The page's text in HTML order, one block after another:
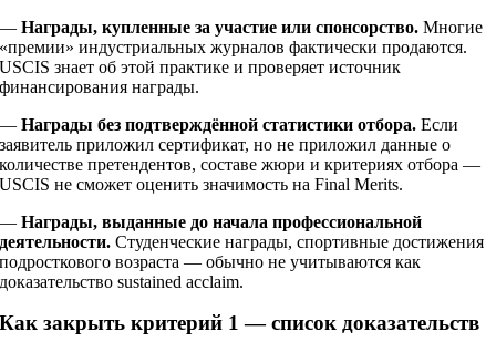
—Награды, купленные за участие или спонсорство. Многие
«премии» индустриальных журналов фактически продаются.
USCIS знает об этой практике и проверяет источник
финансирования награды.
—Награды без подтверждённой статистики отбора. Если
заявитель приложил сертификат, но не приложил данные о
количестве претендентов, составе жюри и критериях отбора —
USCIS не сможет оценить значимость на Final Merits.
—Награды, выданные до начала профессиональной
деятельности. Студенческие награды, спортивные достижения
подросткового возраста — обычно не учитываются как
доказательство sustained acclaim.
Как закрыть критерий 1 — список доказательств